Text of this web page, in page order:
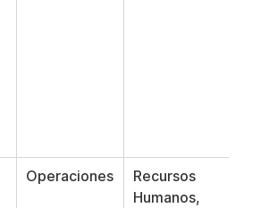
Operaciones
Recursos
Humanos,